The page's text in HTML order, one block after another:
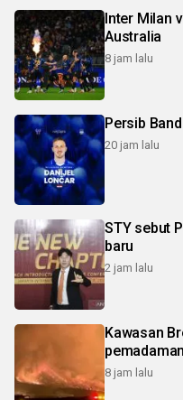
Inter Milan
Australia
8 jam lalu
Persib
20 jam lalu
STY sebut
baru
2 jam lalu
Kawasan
8 jam lalu